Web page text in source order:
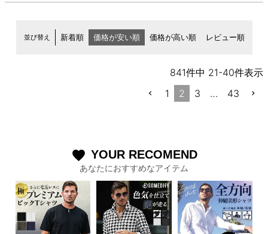
並び替え 新着順 価格が安い順 価格が高い順 レビュー順
841件中 21-40件表示
1
2 3 … 43
favorite YOUR RECOMEND
あなたにおすすめなアイテム